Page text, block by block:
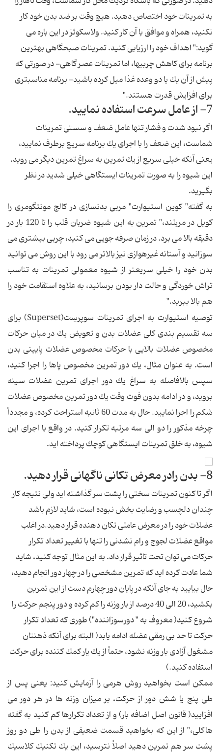
به تمرینات خود اختصاص دهید. هیچ وقت بر ضد بدن خود كار
نكنید، همراه و موافق با آن كار كنید. ولاسكوئز در این باره می
گوید:" اهداف خود را ارزیابی كنید. تمرینات صبحگاهی بهترین
برنامه برای كاهش چربیها، اما تمرینات عصر گاهی- در صورتی كه
پیش از آن یك یا دو وعده غذا میل كرده باشید- برنامه مناسبتری
برای افزایش قدرت هستند."
7- از عامل سرعت استفاده نمایید.
اگر نبود شدت و فشار تنها عامل ضعف و سستی تمرینات
شماست، این ضعف را با اجرای یك برنامه سریع برطرف نمایید،
یعنی آنكه خیلی سریع از یك تمرین به سراغ تمرین دیگر می روید.
این شیوه را به صورت تمرینات ایستگاهی خیلی شدید در نظر
بگیرید.
به گفته" كوین استیوارت" مربی بدنسازی در كالج مونتگومری را
كویل در مریلند،" تمرین به این شیوه ضربان قلب را تا 120 بار در
دقیقه بالا می برد. در زمان صرفه جویی می كنید، چربی بیشتری می
سوزانید و آستانه غیرهوازی نیز بالاتر می رود با این روش می توانید
بدن خود را خیلی سریعتر از شیوه معمولی تمرینات به تناسب
تراش خوردگی و حالت دار بودن برسانید، به علاوه استقامت خود را
هم بالا ببرید."
توصیه استیوارت به اجرای تمرینات سوپرسِت(Superset) برای
سه تقسیم بندی كلی عضلات بدن و تعویض یك در میان حركات
مخصوص عضلات بالایی با حركات مخصوص عضلات پایینی بدن
است. به عنوان مثال، یك دور تمرین مخصوص پاها را اجرا كنید،
سپس بالافاصله به سراغ یك دور اجرای تمرین عضلات سینه
بروید، و در ادامه بدون فوت وقت یك دور تمرین مخصوص عضلات
شكم را اجرا نمایید. حال به مدت 60 ثانیه استراحت كرده، و مجدداً
چرخه مذكور را دو الی سه مرتبه تكرار كنید. در واقع با اجرای این
شیوه، به خلق تمرینات ایستگاهی كوچك پرداخته اید.
8- بدن رادر معرض تكانی ناگهانی قرار دهید.
اگر تا كنون تمرینات سختی را پشت سر گذاشته اید ولی نتیجه كار
چندان دلچسب و رضایت بخش نبوده است، شاید لازم باشد
عضلات خود را در معرض عاملی تكان دهنده قرار دهید.در اغلب
مواقع عضلات لجوج و رام نشدنی را تنها با تغییر تعداد تكرار
حركات می توان تحت تاثیر قرار داد. به این مثال توجه كنید، شاید
شما عادت كرده اید كه تمرین مشخصی را در چهار دور انجام دهید،
حال بیایید به جای آنكه در پایان دور چهارم دست از این تمرین
بكشید، 20 الی 40 درصد از بار وزنه را كم كرده و دور پنجم حركت را
شروع كنید( معروف به " دورسوزاننده") طوری كه تعداد تكرار
حركت تا حد بی رمقی عضله ادامه یابد( البته برای آنكه ذهنتان
مشغول آزادی بار وزنه نشود، حتماً از یك یار كمك كننده برای حركت
استفاده كنید.)
ممكن است بخواهید روش هرمی را آزمایش كنید: یعنی پس از
طی پنج یا شش دور از حركت، بر میزان وزنه ها در هر دور می
افزایید( قانون اصل اضافه بار) و از تعداد تكرارها كم كنید به گفته
هاكلی،" از این كه بخواهید قسمت ضعیفی از بدن را طی دو روز
پشت سر هم تمرین دهید اصلاً نترسید، این یك تكنیك كلاسیك